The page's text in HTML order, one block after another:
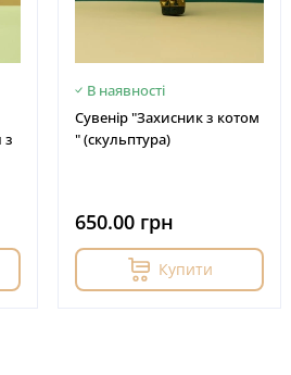
з
В наявності
Сувенір "Захисник з котом
" (скульптура)
650.00 грн
Купити